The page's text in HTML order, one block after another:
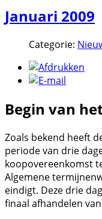
Januari 2009
Categorie:
Begin van
Zoals bekend heeft
periode van drie
koopovereenkomst
Algemene
eindigt. Deze drie
finaal afhandelen